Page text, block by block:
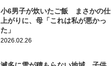
小6男子が炊いたご飯 まさかの仕
上がりに、母「これは私が悪かっ
た」
2026.02.26